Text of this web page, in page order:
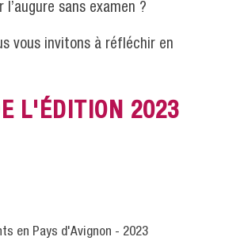
sans examen ?
vous invitons à réfléchir en
L'ÉDITION 2023